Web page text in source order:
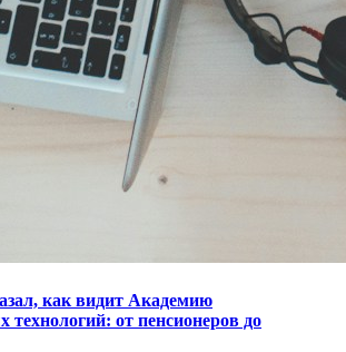
как видит Академию
технологий: от пенсионеров до